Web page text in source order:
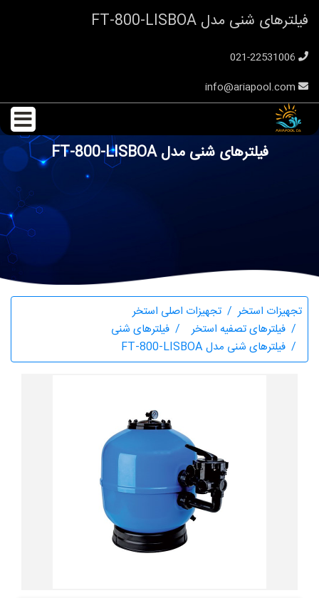
فیلترهای شنی مدل FT-800-LISBOA
فیلترهای شنی مدل FT-800-LISBOA
تجهیزات استخر
تجهیزات اصلی استخر
فیلترهای تصفیه استخر
فیلترهای شنی
فیلترهای شنی مدل FT-800-LISBOA